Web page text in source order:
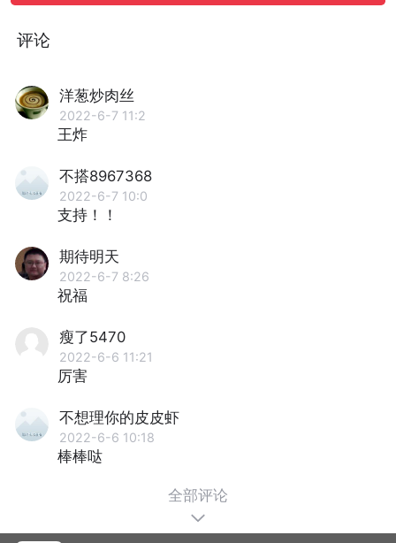
评论
洋葱炒肉丝
2022-6-7 11:2
王炸
不搭8967368
2022-6-7 10:0
支持！！
期待明天
2022-6-7 8:26
祝福
瘦了5470
2022-6-6 11:21
厉害
不想理你的皮皮虾
2022-6-6 10:18
棒棒哒
全部评论